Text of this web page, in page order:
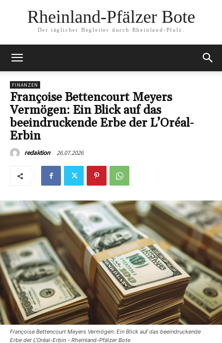
Rheinland-Pfälzer Bote
Der täglicher Begleiter durch Rheinland-Pfalz.
FINANZEN
Françoise Bettencourt Meyers
Vermögen: Ein Blick auf das
beeindruckende Erbe der L’Oréal-
Erbin
redaktion 26.07.2026
Françoise Bettencourt Meyers Vermögen: Ein Blick auf das beeindruckende
Erbe der L'Oréal-Erbin - Rheinland-Pfälzer Bote